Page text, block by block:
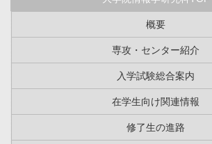
概要
専攻・センター紹介
入学試験総合案内
在学生向け関連情報
修了生の進路